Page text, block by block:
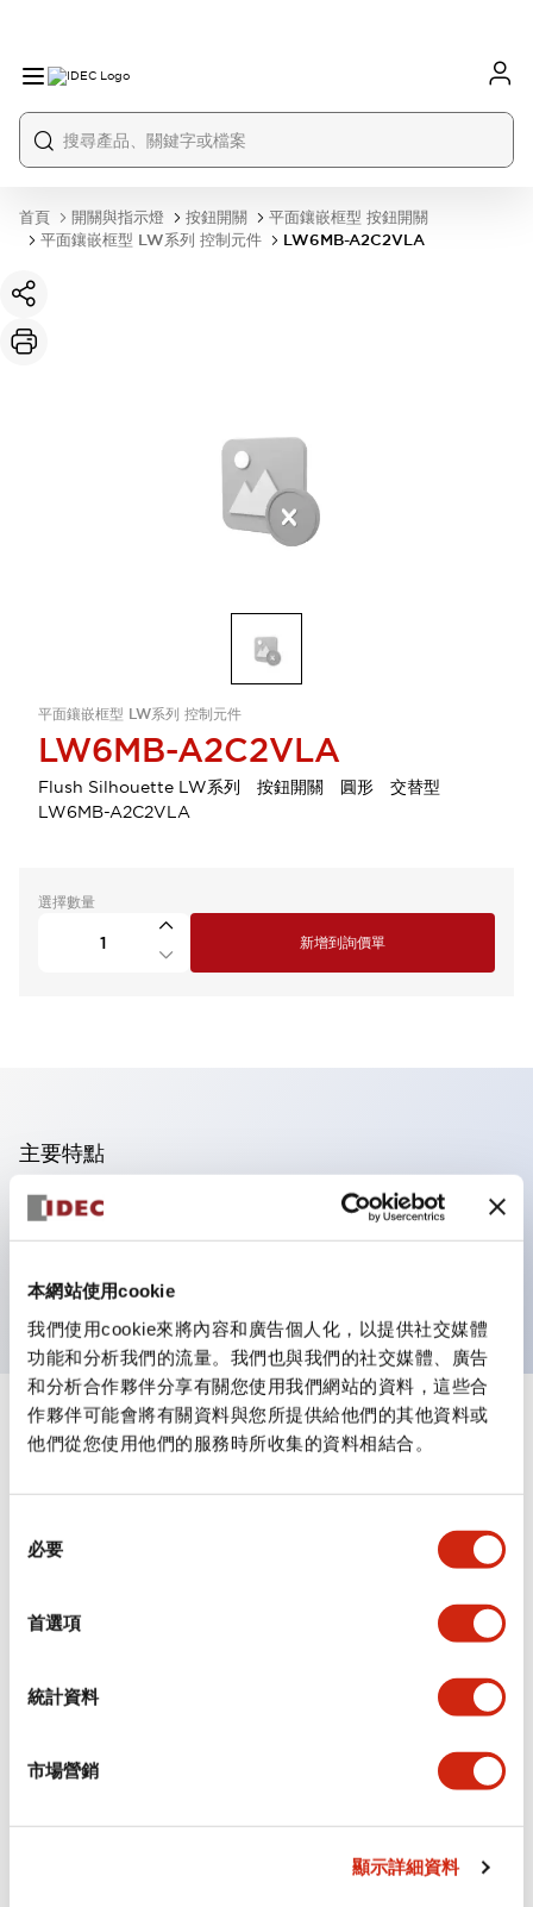
本網站使用cookie
我們使用cookie來將內容和廣告個人化，以提供社交媒體
功能和分析我們的流量。我們也與我們的社交媒體、廣告
和分析合作夥伴分享有關您使用我們網站的資料，這些合
作夥伴可能會將有關資料與您所提供給他們的其他資料或
他們從您使用他們的服務時所收集的資料相結合。
必要
首選項
統計資料
市場營銷
顯示詳細資料
首頁 開關與指示燈 按鈕開關
平面鑲嵌框型 按鈕開關
平面鑲嵌框型 LW系列 控制元件
LW6MB-A2C2VLA
平面鑲嵌框型 LW系列 控制元件
LW6MB-A2C2VLA
Flush Silhouette LW系列 按鈕開關 圓形 交替型
LW6MB-A2C2VLA
選擇數量
新增到詢價單
主要特點
可進行集合密著安裝
附鎖選擇開關採用高安全性的彈子鎖結構
防護結構為IP65（IEC60529）
規格
環境規範
機械規格